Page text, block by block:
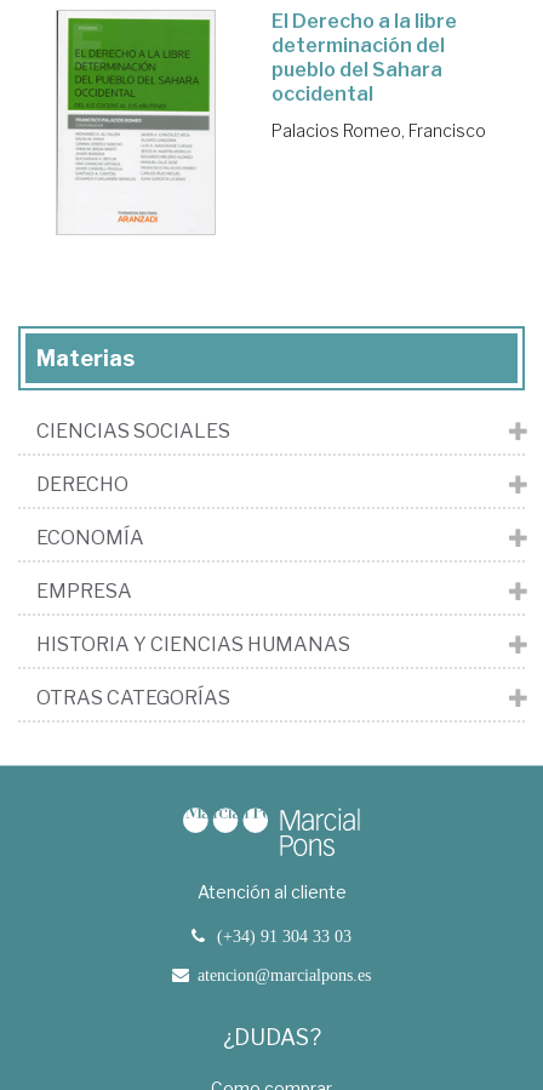
El Derecho a la libre
determinación del
pueblo del Sahara
occidental
Palacios Romeo, Francisco
Materias
CIENCIAS SOCIALES
DERECHO
ECONOMÍA
EMPRESA
HISTORIA Y CIENCIAS HUMANAS
OTRAS CATEGORÍAS
Atención al cliente
(+34) 91 304 33 03
atencion@marcialpons.es
¿DUDAS?